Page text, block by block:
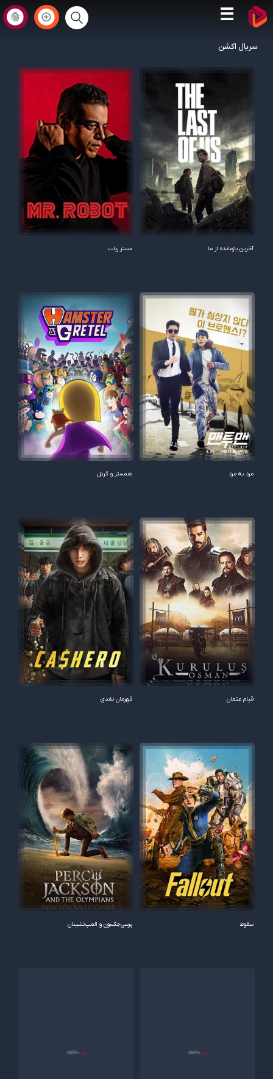
☰
سریال اکشن
آخرین بازمانده از ما مستر ربات
مرد به مرد همستر و گرتل
قیام عثمان قهرمان نقدی
سقوط پرسی‌جکسون و المپ‌نشینان